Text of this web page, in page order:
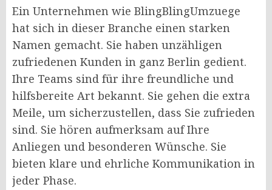
Ein Unternehmen wie BlingBlingUmzuege
hat sich in dieser Branche einen starken
Namen gemacht. Sie haben unzähligen
zufriedenen Kunden in ganz Berlin gedient.
Ihre Teams sind für ihre freundliche und
hilfsbereite Art bekannt. Sie gehen die extra
Meile, um sicherzustellen, dass Sie zufrieden
sind. Sie hören aufmerksam auf Ihre
Anliegen und besonderen Wünsche. Sie
bieten klare und ehrliche Kommunikation in
jeder Phase.